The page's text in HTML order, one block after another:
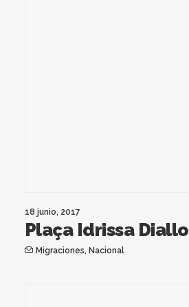
18 junio, 2017
Plaça Idrissa Diallo
Migraciones, Nacional